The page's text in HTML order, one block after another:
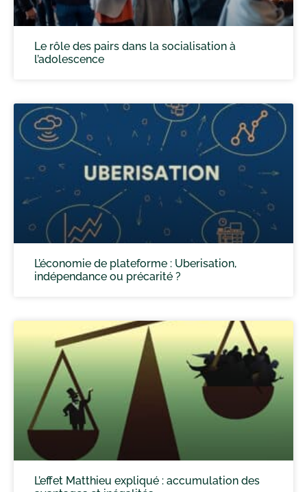
Le rôle des pairs dans la socialisation à
l’adolescence
L’économie de plateforme : Uberisation,
indépendance ou précarité ?
L’effet Matthieu expliqué : accumulation des